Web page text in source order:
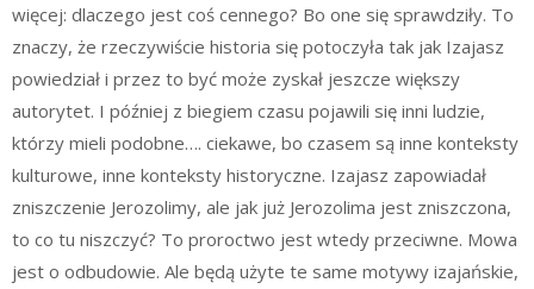
więcej: dlaczego jest coś cennego? Bo one się sprawdziły. To
znaczy, że rzeczywiście historia się potoczyła tak jak Izajasz
powiedział i przez to być może zyskał jeszcze większy
autorytet. I później z biegiem czasu pojawili się inni ludzie,
którzy mieli podobne…. ciekawe, bo czasem są inne konteksty
kulturowe, inne konteksty historyczne. Izajasz zapowiadał
zniszczenie Jerozolimy, ale jak już Jerozolima jest zniszczona,
to co tu niszczyć? To proroctwo jest wtedy przeciwne. Mowa
jest o odbudowie. Ale będą użyte te same motywy izajańskie,